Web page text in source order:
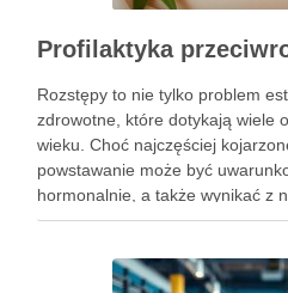
Rozstępy to nie tylko problem
zdrowotne, które dotykają wiele
wieku. Choć najczęściej
powstawanie może być
hormonalnie, a także wynikać z
kluczowe jest, aby już od